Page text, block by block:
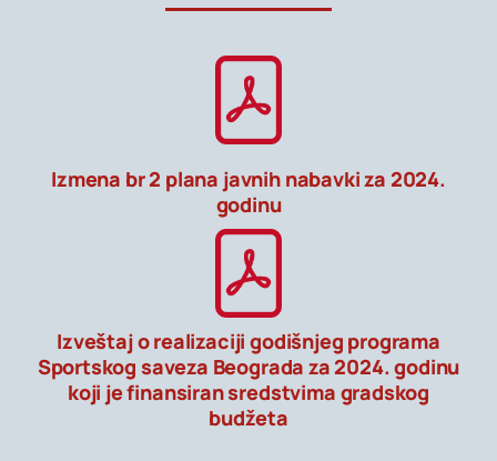
Izmena br 2 plana javnih nabavki za 2024.
godinu
Izveštaj o realizaciji godišnjeg programa
Sportskog saveza Beograda za 2024. godinu
koji je finansiran sredstvima gradskog
budžeta